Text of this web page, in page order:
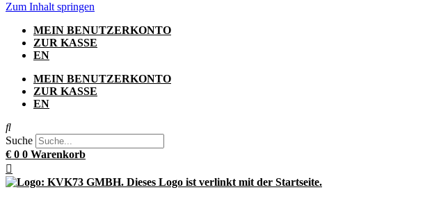
Zum Inhalt springen
MEIN BENUTZERKONTO
ZUR KASSE
EN
MEIN BENUTZERKONTO
ZUR KASSE
EN
Suche
€ 0 0 Warenkorb